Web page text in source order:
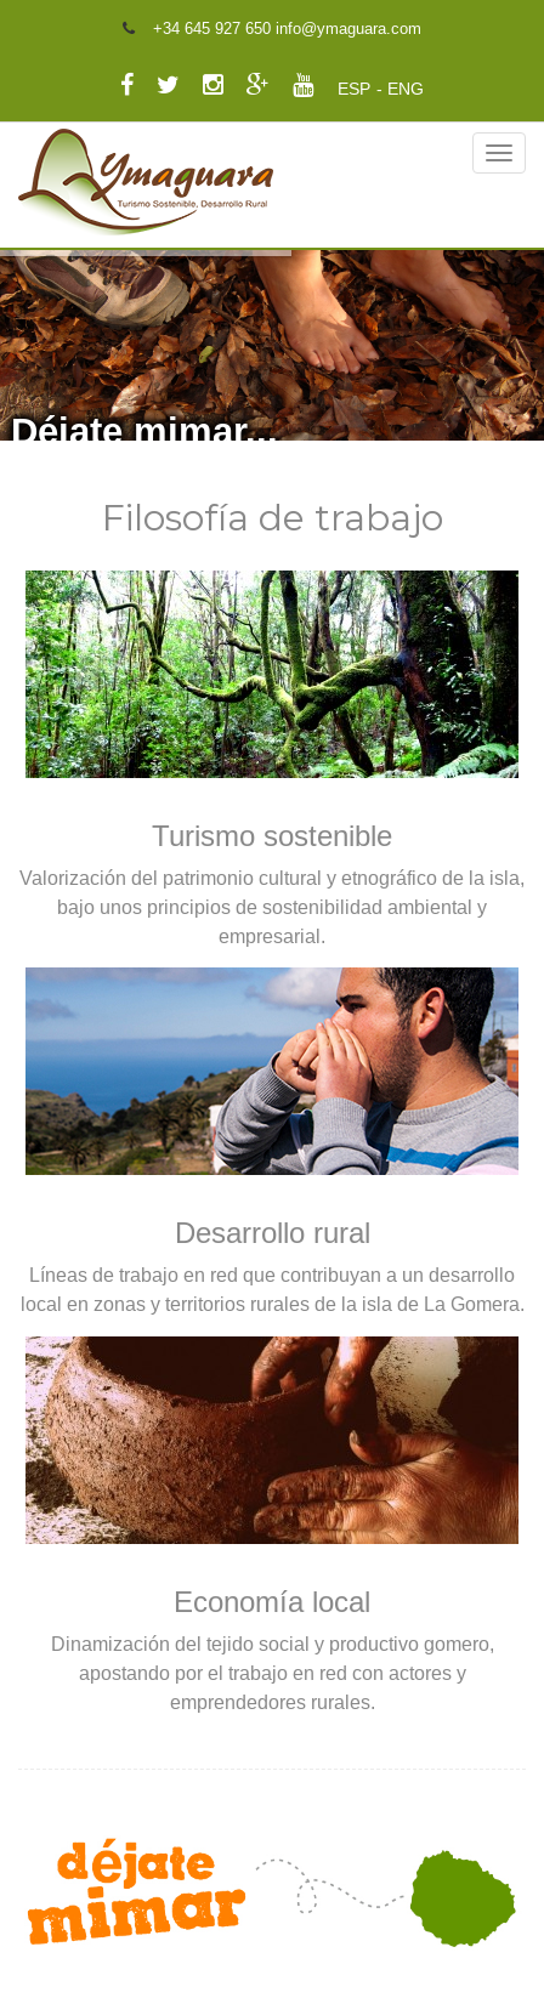
+34 645 927 650 info@ymaguara.com
ESP ENG
Déjate mimar...
Filosofía de trabajo
Turismo sostenible
Valorización del patrimonio cultural y etnográfico de la isla,
bajo unos principios de sostenibilidad ambiental y
empresarial.
Desarrollo rural
Líneas de trabajo en red que contribuyan a un desarrollo
local en zonas y territorios rurales de la isla de La Gomera.
Economía local
Dinamización del tejido social y productivo gomero,
apostando por el trabajo en red con actores y
emprendedores rurales.